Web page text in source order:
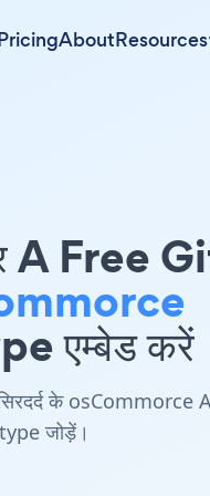
AboutResources
A Free
एम्बेड करें
सिरदर्द के osCommorce
जोड़ें।